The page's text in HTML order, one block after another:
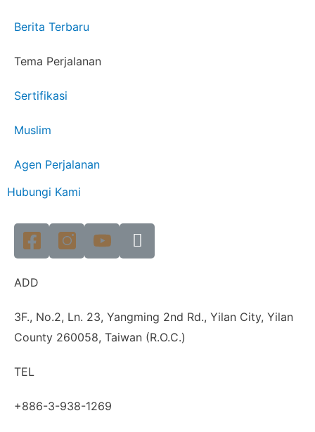
Berita Terbaru
Tema Perjalanan
Sertifikasi
Muslim
Agen Perjalanan
Hubungi Kami
ADD
3F., No.2, Ln. 23, Yangming 2nd Rd., Yilan City, Yilan
County 260058, Taiwan (R.O.C.)
TEL
+886-3-938-1269